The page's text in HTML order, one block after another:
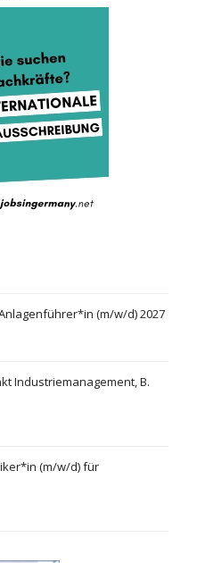
(m/w/d) 2027
Industriemanagement, B.
(m/w/d) für